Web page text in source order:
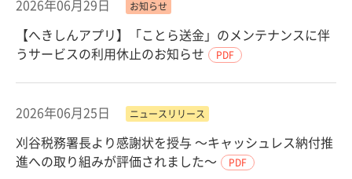
2026年06月29日 お知らせ
【へきしんアプリ】「ことら送金」のメンテナンスに伴
うサービスの利用休止のお知らせ
PDF
2026年06月25日 ニュースリリース
刈谷税務署長より感謝状を授与 ～キャッシュレス納付推
進への取り組みが評価されました～
PDF